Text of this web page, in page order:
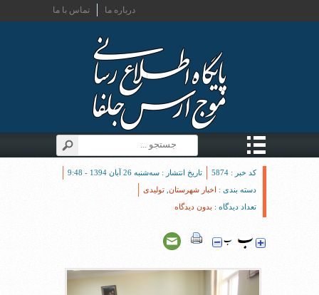
تماس با ما درباره ما
کد خبر : 5874
تاریخ انتشار : سه‌شنبه 26 آبان 1394 - 9:48
دسته بندی : اخبار شهرستان تولیدی
تعداد دیدگاه : بدون دیدگاه